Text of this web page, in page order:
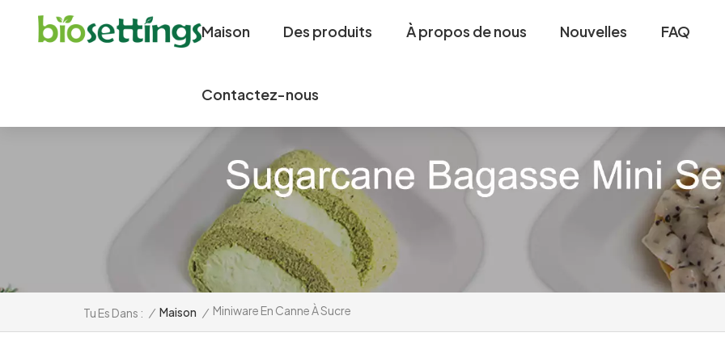
Maison Des produits À propos de nous Nouvelles FAQ
Contactez-nous
Tu Es Dans : / Maison / Miniware En Canne À Sucre